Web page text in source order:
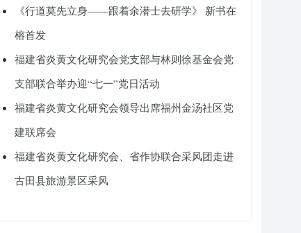
《行道莫先立身——跟着余潜士去研学》 新书在
榕首发
福建省炎黄文化研究会党支部与林则徐基金会党
支部联合举办迎“七一”党日活动
福建省炎黄文化研究会领导出席福州金汤社区党
建联席会
福建省炎黄文化研究会、省作协联合采风团走进
古田县旅游景区采风